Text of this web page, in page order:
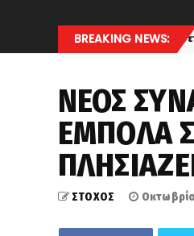
BREAKING NEWS:
Το ξέρετε αυτό...;;;
ΝΕΟΣ
ΕΜΠΟΛΑ
ΣΤΟΧΟΣ